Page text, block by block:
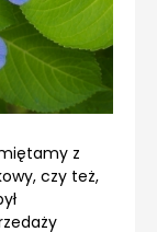
z
czy też,